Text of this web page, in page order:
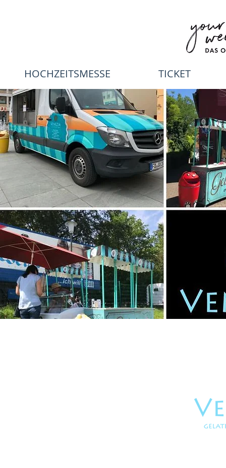
HOCHZEITSMESSE TICKET